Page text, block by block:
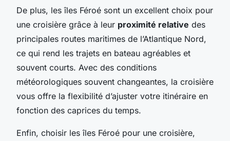
De plus, les îles Féroé sont un excellent choix pour
une croisière grâce à leur proximité relative des
principales routes maritimes de l’Atlantique Nord,
ce qui rend les trajets en bateau agréables et
souvent courts. Avec des conditions
météorologiques souvent changeantes, la croisière
vous offre la flexibilité d’ajuster votre itinéraire en
fonction des caprices du temps.
Enfin, choisir les îles Féroé pour une croisière,